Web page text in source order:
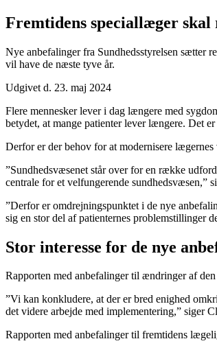
Fremtidens speciallæger
Nye anbefalinger fra Sundhedsstyrelsen sætter
vil have de næste tyve år.
Udgivet d. 23. maj 2024
Flere mennesker lever i dag længere med
betydet, at mange patienter lever længere. Det
Derfor er der behov for at modernisere
”Sundhedsvæsenet står over for en række
centrale for et velfungerende sundhedsvæsen,”
”Derfor er omdrejningspunktet i de nye
sig en stor del af patienternes problemstillinger
Stor interesse for de nye
Rapporten med anbefalinger til ændringer af
”Vi kan konkludere, at der er bred enighed
det videre arbejde med implementering,” siger
Rapporten med anbefalinger til fremtidens